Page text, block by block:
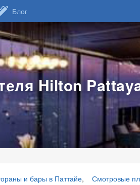
Блог
Hilton
и бары в Паттайе, Смотровые